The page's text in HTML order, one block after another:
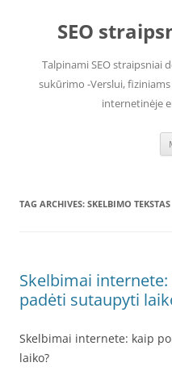
contentSEO
Talpinami SEO straipsniai
sukūrimo -Verslui,
internetinėje
TAG ARCHIVES: SKELBIMO TEKSTAS
Skelbimai
padėti sutaupyti
Skelbimai internete: kaip
laiko?